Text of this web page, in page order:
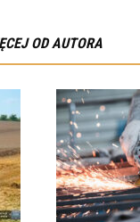
OD AUTORA